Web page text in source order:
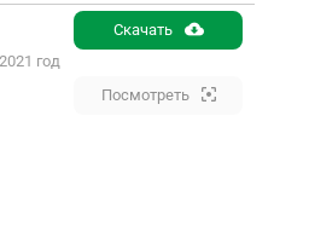
год
Скачать
Посмотреть